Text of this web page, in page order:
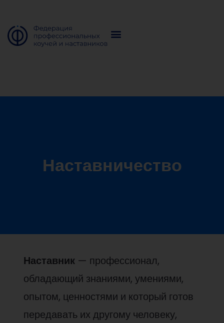
Наставничество
Наставник — профессионал,
обладающий знаниями, умениями,
опытом, ценностями и который готов
передавать их другому человеку,